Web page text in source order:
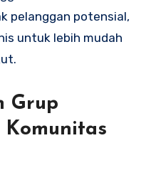
pelanggan potensial,
untuk lebih mudah
Grup
Komunitas